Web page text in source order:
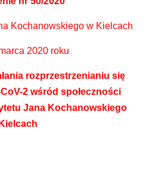
Kochanowskiego w Kielcach
2020 roku
rozprzestrzenianiu się
2 wśród społeczności
Jana Kochanowskiego